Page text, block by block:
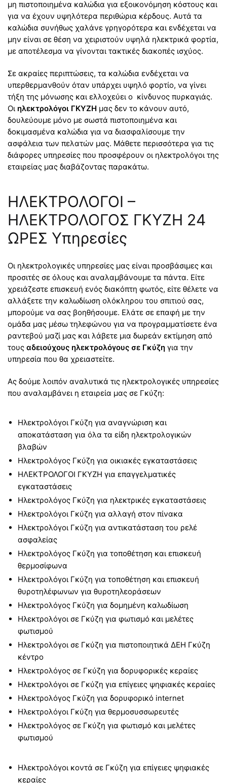
μη πιστοποιημένα καλώδια για εξοικονόμηση κόστους και
για να έχουν υψηλότερα περιθώρια κέρδους. Αυτά τα
καλώδια συνήθως χαλάνε γρηγορότερα και ενδέχεται να
μην είναι σε θέση να χειριστούν υψηλά ηλεκτρικά φορτία,
με αποτέλεσμα να γίνονται τακτικές διακοπές ισχύος.
Σε ακραίες περιπτώσεις, τα καλώδια ενδέχεται να
υπερθερμανθούν όταν υπάρχει υψηλό φορτίο, να γίνει
τήξη της μόνωσης και ελλοχεύει ο κίνδυνος πυρκαγιάς.
Οι ηλεκτρολόγοι ΓΚΥΖΗ μας δεν το κάνουν αυτό,
δουλεύουμε μόνο με σωστά πιστοποιημένα και
δοκιμασμένα καλώδια για να διασφαλίσουμε την
ασφάλεια των πελατών μας. Μάθετε περισσότερα για τις
διάφορες υπηρεσίες που προσφέρουν οι ηλεκτρολόγοι της
εταιρείας μας διαβάζοντας παρακάτω.
ΗΛΕΚΤΡΟΛΟΓΟΙ –
ΗΛΕΚΤΡΟΛΟΓΟΣ ΓΚΥΖΗ 24
ΩΡΕΣ Υπηρεσίες
Οι ηλεκτρολογικές υπηρεσίες μας είναι προσβάσιμες και
προσιτές σε όλους και αναλαμβάνουμε τα πάντα. Είτε
χρειάζεστε επισκευή ενός διακόπτη φωτός, είτε θέλετε να
αλλάξετε την καλωδίωση ολόκληρου του σπιτιού σας,
μπορούμε να σας βοηθήσουμε. Ελάτε σε επαφή με την
ομάδα μας μέσω τηλεφώνου για να προγραμματίσετε ένα
ραντεβού μαζί μας και λάβετε μια δωρεάν εκτίμηση από
τους αδειούχους ηλεκτρολόγους σε Γκύζη για την
υπηρεσία που θα χρειαστείτε.
Ας δούμε λοιπόν αναλυτικά τις ηλεκτρολογικές υπηρεσίες
που αναλαμβάνει η εταιρεία μας σε Γκύζη:
Ηλεκτρολόγοι Γκύζη για αναγνώριση και
αποκατάσταση για όλα τα είδη ηλεκτρολογικών
βλαβών
Ηλεκτρολόγος Γκύζη για οικιακές εγκαταστάσεις
ΗΛΕΚΤΡΟΛΟΓΟΙ ΓΚΥΖΗ για επαγγελματικές
εγκαταστάσεις
Ηλεκτρολόγος Γκύζη για ηλεκτρικές εγκαταστάσεις
Ηλεκτρολόγοι Γκύζη για αλλαγή στον πίνακα
Ηλεκτρολόγοι Γκύζη για αντικατάσταση του ρελέ
ασφαλείας
Ηλεκτρολόγος Γκύζη για τοποθέτηση και επισκευή
θερμοσίφωνα
Ηλεκτρολόγοι Γκύζη για τοποθέτηση και επισκευή
θυροτηλέφωνων για θυροτηλεοράσεων
Ηλεκτρολόγος Γκύζη για δομημένη καλωδίωση
Ηλεκτρολόγοι σε Γκύζη για φωτισμό και μελέτες
φωτισμού
Ηλεκτρολόγοι σε Γκύζη για πιστοποιητικά ΔΕΗ Γκύζη
κέντρο
Ηλεκτρολόγος σε Γκύζη για δορυφορικές κεραίες
Ηλεκτρολόγοι σε Γκύζη για επίγειες ψηφιακές κεραίες
Ηλεκτρολόγος Γκύζη για δορυφορικό internet
Ηλεκτρολόγοι Γκύζη για θερμοσυσσωρευτές
Ηλεκτρολόγος σε Γκύζη για φωτισμό και μελέτες
φωτισμού
Ηλεκτρολόγοι κοντά σε Γκύζη για επίγειες ψηφιακές
κεραίες